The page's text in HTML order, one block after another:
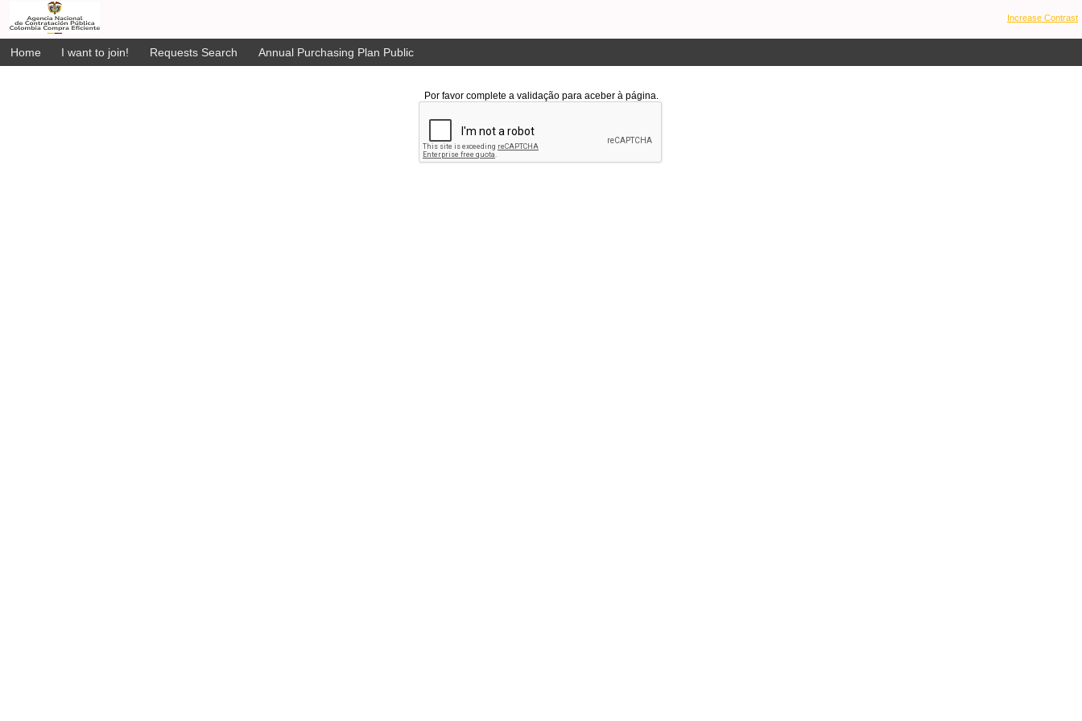
Increase Contrast
Home I want to join! Requests Search Annual Purchasing Plan Public
Por favor complete a validação para aceber à página.